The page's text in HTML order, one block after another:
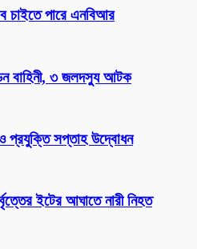
চাইতে পারে এনবিআর
বাহিনী, ৩ জলদস্যু আটক
ও প্রযুক্তি সপ্তাহ উদ্বোধন
ইটের আঘাতে নারী নিহত